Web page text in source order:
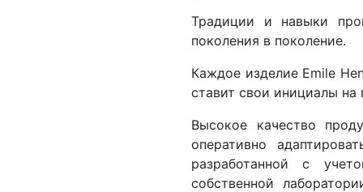
Традиции и навыки
поколения в поколение.
Каждое изделие Emile
ставит свои инициалы
Высокое качество
оперативно
разработанной с
собственной